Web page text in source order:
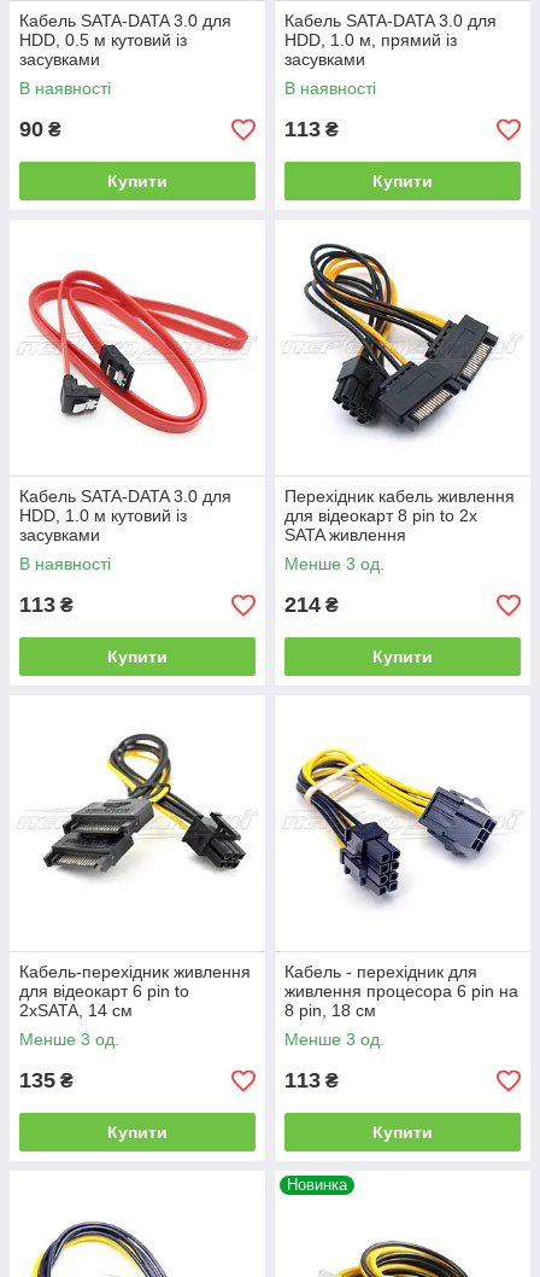
Кабель SATA-DATA 3.0 для
HDD, 0.5 м кутовий із
засувками
В наявності
90 ₴
Купити
Кабель SATA-DATA 3.0 для
HDD, 1.0 м, прямий із
засувками
В наявності
113 ₴
Купити
Кабель SATA-DATA 3.0 для
HDD, 1.0 м кутовий із
засувками
В наявності
113 ₴
Купити
Перехідник кабель живлення
для відеокарт 8 pin to 2x
SATA живлення
Менше 3 од.
214 ₴
Купити
Кабель-перехідник живлення
для відеокарт 6 pin to
2xSATA, 14 см
Менше 3 од.
135 ₴
Купити
Кабель - перехідник для
живлення процесора 6 pin на
8 pin, 18 см
Менше 3 од.
113 ₴
Купити
Новинка